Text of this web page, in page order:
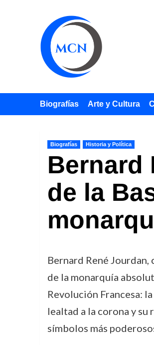
Biografías Arte y Cultura
Biografías Historia y Política
Bernard
de la
Bernard René
de la monarquía
Revolución Francesa:
lealtad a la corona y
símbolos más